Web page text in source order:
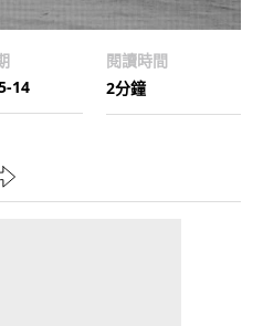
14
閱讀時間
2分鐘